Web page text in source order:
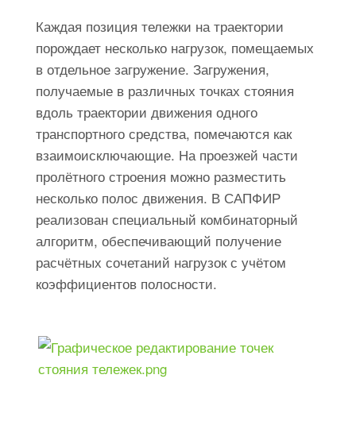
Каждая позиция тележки на траектории
порождает несколько нагрузок, помещаемых
в отдельное загружение. Загружения,
получаемые в различных точках стояния
вдоль траектории движения одного
транспортного средства, помечаются как
взаимоисключающие. На проезжей части
пролётного строения можно разместить
несколько полос движения. В САПФИР
реализован специальный комбинаторный
алгоритм, обеспечивающий получение
расчётных сочетаний нагрузок с учётом
коэффициентов полосности.